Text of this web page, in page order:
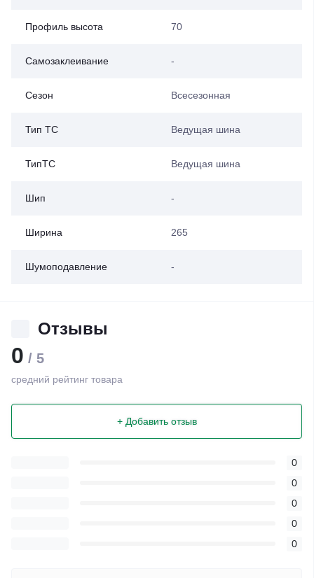
Профиль высота 70
Самозаклеивание -
Сезон Всесезонная
Тип ТС Ведущая шина
ТипТС Ведущая шина
Шип -
Ширина 265
Шумоподавление -
Отзывы
0 / 5
средний рейтинг товара
+ Добавить отзыв
0
0
0
0
0